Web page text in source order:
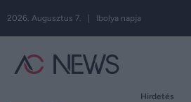
2026. Augusztus 7. | Ibolya napja
Hirdetés